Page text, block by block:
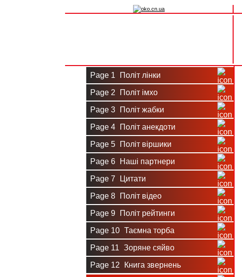
Page 1 Політ лінки
Page 2 Політ імхо
Page 3 Політ жабки
Page 4 Політ анекдоти
Page 5 Політ віршики
Page 6 Наші партнери
Page 7 Цитати
Page 8 Політ відео
Page 9 Політ рейтинги
Page 10 Таємна торба
Page 11 Зоряне сяйво
Page 12 Книга звернень